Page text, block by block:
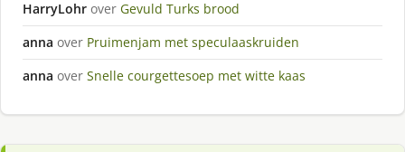
HarryLohr over Gevuld Turks brood
anna over Pruimenjam met speculaaskruiden
anna over Snelle courgettesoep met witte kaas